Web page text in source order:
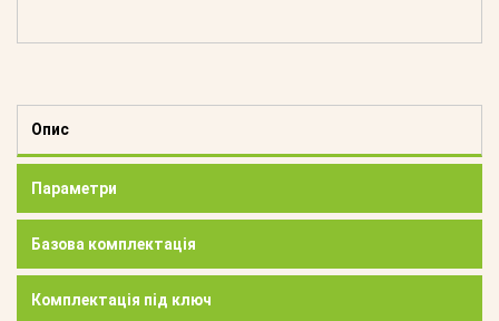
Опис
Параметри
Базова комплектація
Комплектація під ключ